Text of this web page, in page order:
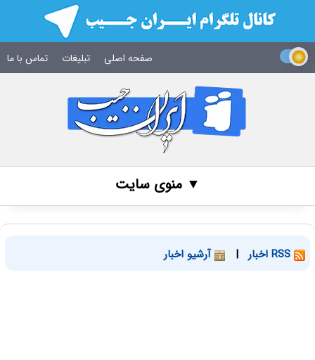
صفحه اصلی تبلیغات تماس با ما
▼ منوی سایت
| آرشیو اخبار